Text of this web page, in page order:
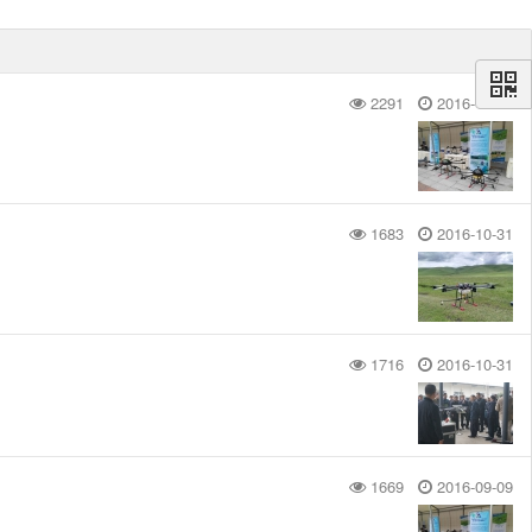
2291 2016-10-31
1683 2016-10-31
1716 2016-10-31
1669 2016-09-09